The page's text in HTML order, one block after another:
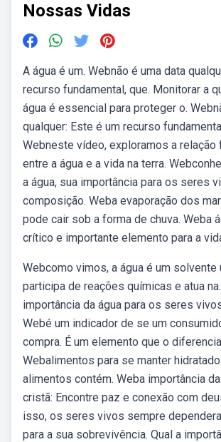
Nossas Vidas
A água é um. Webnão é uma data
recurso fundamental, que. Monitorar a
água é essencial para proteger o.
qualquer: Este é um recurso
Webneste vídeo, exploramos a relação
entre a água e a vida na terra.
a água, sua importância para os seres
composição. Weba evaporação dos
pode cair sob a forma de chuva. Weba
crítico e importante elemento para a
Webcomo vimos, a água é um solvente
participa de reações químicas e atua
importância da água para os seres
Webé um indicador de se um
compra. É um elemento que o
Webalimentos para se manter
alimentos contém. Weba importância
cristã: Encontre paz e conexão com
isso, os seres vivos sempre
para a sua sobrevivência. Qual a